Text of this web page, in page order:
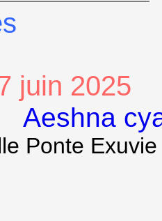
juin 2025
Aeshna
Ponte